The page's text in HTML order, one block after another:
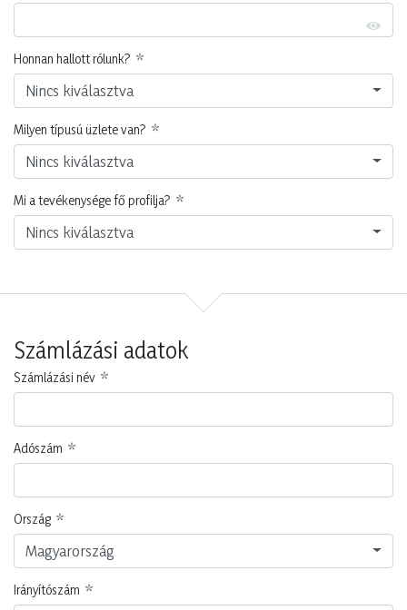
Honnan hallott rólunk?
Nincs kiválasztva
Milyen típusú üzlete van?
Nincs kiválasztva
Mi a tevékenysége fő profilja?
Nincs kiválasztva
Számlázási adatok
Számlázási név
Adószám
Ország
Magyarország
Irányítószám